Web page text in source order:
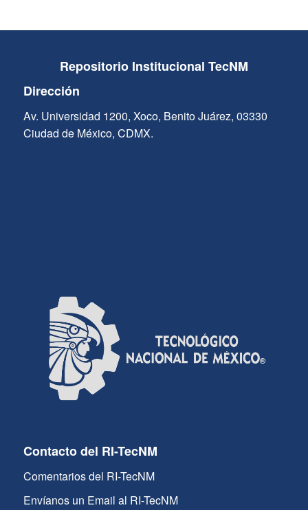
Repositorio Institucional TecNM
Dirección
Av. Universidad 1200, Xoco, Benito Juárez, 03330
Ciudad de México, CDMX.
Contacto del RI-TecNM
Comentarios del RI-TecNM
Envíanos un Email al RI-TecNM